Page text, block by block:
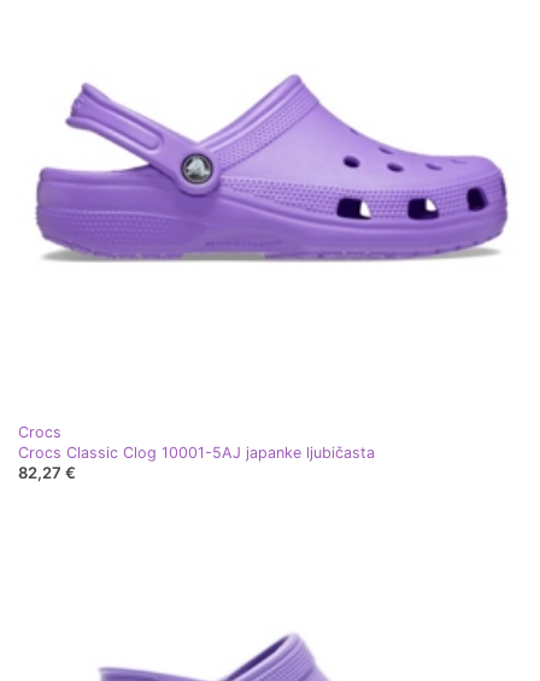
Crocs
Crocs Classic Clog 10001-5AJ japanke ljubičasta
82,27 €